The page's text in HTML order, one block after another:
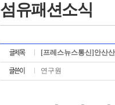
섬유패션소식
[프레스뉴스통신]안산
연구원